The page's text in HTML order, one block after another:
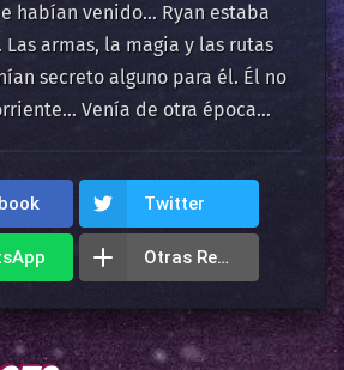
habían venido… Ryan estaba
armas, la magia y las rutas
secreto alguno para él. Él no
Venía de otra época…
Twitter
Otras Redes